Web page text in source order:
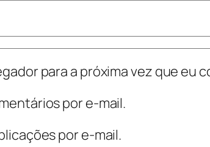
para a próxima vez que eu
por e-mail.
por e-mail.